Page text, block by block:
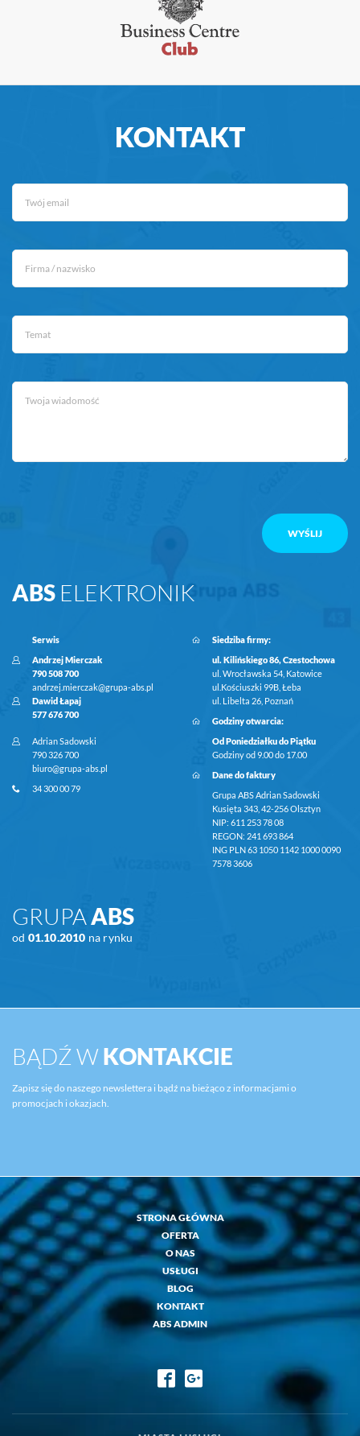
KONTAKT
ABS ELEKTRONIK
Serwis
Andrzej Mierczak
790 508 700
andrzej.mierczak@grupa-abs.pl
Dawid Łapaj
577 676 700
Adrian Sadowski
790 326 700
biuro@grupa-abs.pl
34 300 00 79
Siedziba firmy:
ul. Kilińskiego 86, Czestochowa
ul. Wrocławska 54, Katowice
ul.Kościuszki 99B, Łeba
ul. Libelta 26, Poznań
Godziny otwarcia:
Od Poniedziałku do Piątku
Godziny od 9.00 do 17.00
Dane do faktury
Grupa ABS Adrian Sadowski
Kusięta 343, 42-256 Olsztyn
NIP: 611 253 78 08
REGON: 241 693 864
ING PLN 63 1050 1142 1000 0090
7578 3606
GRUPAABS
od 01.10.2010 na rynku
BĄDŹ WKONTAKCIE
Zapisz się do naszego newslettera i bądź na bieżąco z informacjami o
promocjach i okazjach.
STRONA GŁÓWNA
OFERTA
O NAS
USŁUGI
BLOG
KONTAKT
ABS ADMIN